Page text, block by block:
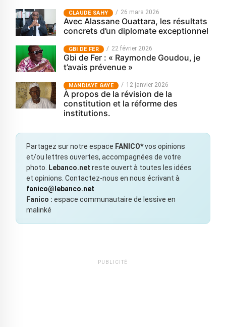
CLAUDE SAHY 26 mars 2026
Avec Alassane Ouattara, les résultats
concrets d’un diplomate exceptionnel
GBI DE FER 22 février 2026
Gbi de Fer : « Raymonde Goudou, je
t’avais prévenue »
MANDIAYE GAYE 12 janvier 2026
À propos de la révision de la
constitution et la réforme des
institutions.
Partagez sur notre espace FANICO*vos opinions
et/ou lettres ouvertes, accompagnées de votre
photo.
Lebanco.net reste ouvert à toutes les idées
et opinions. Contactez-nous en nous écrivant à
fanico@lebanco.net
Fanico : espace communautaire de lessive en
malinké
PUBLICITÉ